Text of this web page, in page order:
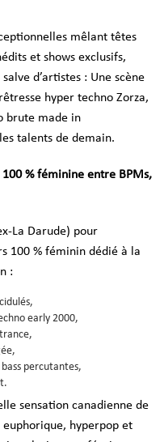
mêlant têtes
et shows exclusifs,
d’artistes : Une scène
hyper techno Zorza,
brute made in
talents de demain.
% féminine entre BPMs,
La Darude) pour
100 % féminin dédié à la
:
early 2000,
percutantes,
sensation canadienne de
hyperpop et